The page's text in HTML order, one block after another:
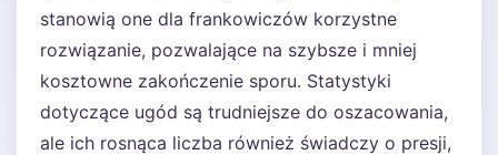
stanowią one dla frankowiczów korzystne
rozwiązanie, pozwalające na szybsze i mniej
kosztowne zakończenie sporu. Statystyki
dotyczące ugód są trudniejsze do oszacowania,
ale ich rosnąca liczba również świadczy o presji,